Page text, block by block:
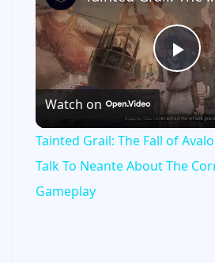
P
l
a
Watch on
Tainted Grail: The Fall of
Talk To Neante About The
Gameplay